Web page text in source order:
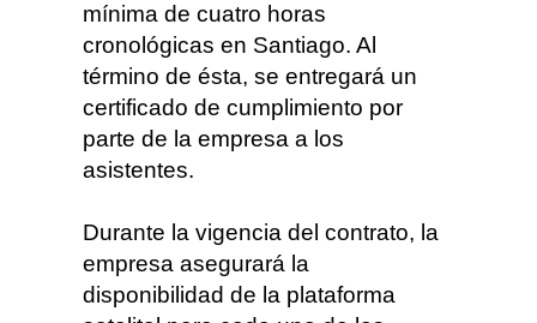
mínima de cuatro horas
cronológicas en Santiago. Al
término de ésta, se entregará un
certificado de cumplimiento por
parte de la empresa a los
asistentes.
Durante la vigencia del contrato, la
empresa asegurará la
disponibilidad de la plataforma